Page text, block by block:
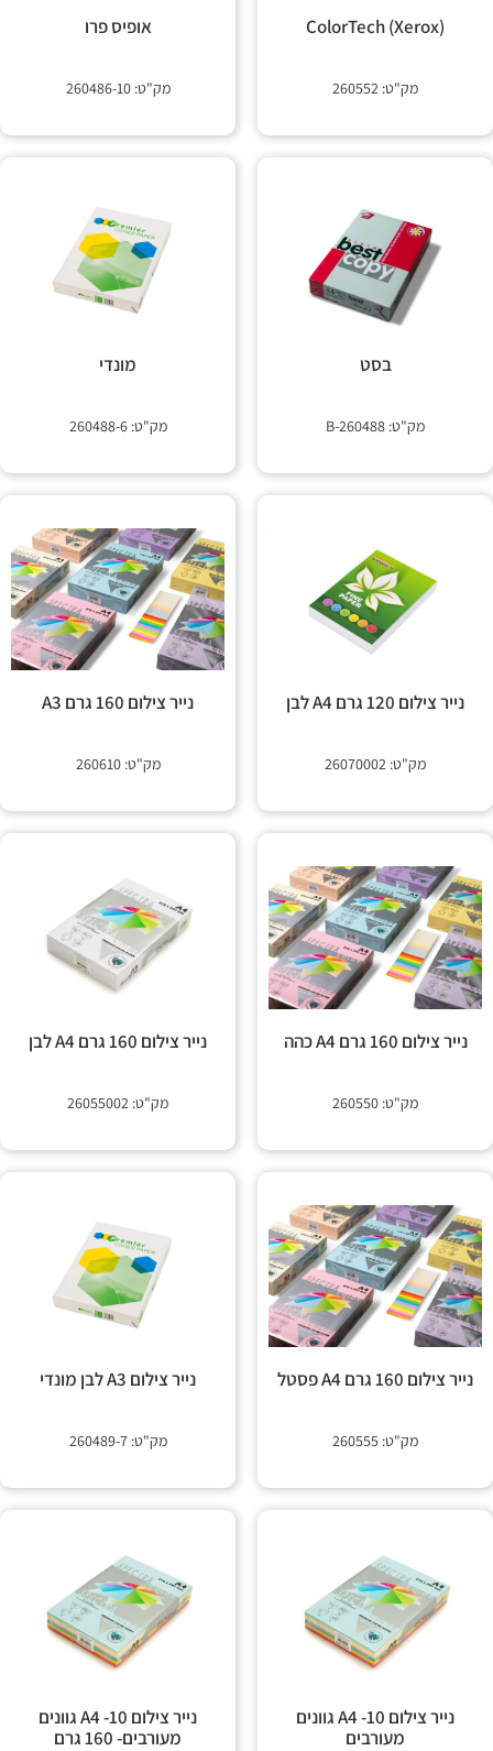
ColorTech (Xerox)
מק"ט: 260552
אופיס פרו
מק"ט: 260486-10
בסט
מק"ט: 260488-B
מונדי
מק"ט: 260488-6
נייר צילום 120 גרם A4 לבן
מק"ט: 26070002
נייר צילום 160 גרם A3
מק"ט: 260610
נייר צילום 160 גרם A4 כהה
מק"ט: 260550
נייר צילום 160 גרם A4 לבן
מק"ט: 26055002
נייר צילום 160 גרם A4 פסטל
מק"ט: 260555
נייר צילום A3 לבן מונדי
מק"ט: 260489-7
נייר צילום A4 -10 גוונים
מעורבים
נייר צילום A4 -10 גוונים
מעורבים- 160 גרם